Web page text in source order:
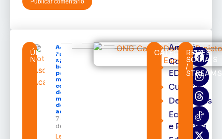
ÚLTIMAS
NOTÍCIAS
Acácio
Favacho
apresenta
balanço
parcial do
mandato
com mais
de R$ 668
milhões
destinados
ao Amapá
7 de agosto
de 2026
Leia mais »
CATEGORIAS
Amapá
Cortes
EDcast
Cultura
Destaques
Economia
e Política
REDES
SOCIAIS
/
STREAMS